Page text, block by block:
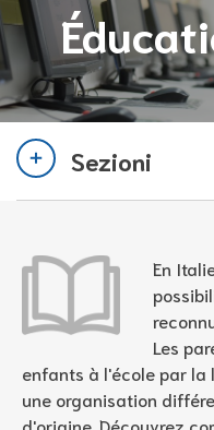
Sezioni
En
Les
enfants à l'école par la
une organisation
d'origine. Découvrez